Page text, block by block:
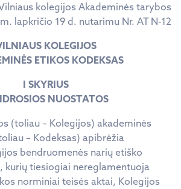
kolegijos Akademinės tarybos
lapkričio 19 d. nutarimu Nr. AT N-12
KOLEGIJOS
ETIKOS KODEKSAS
I SKYRIUS
NUOSTATOS
(toliau – Kolegijos) akademinės
– Kodeksas) apibrėžia
bendruomenės narių etiško
kurių tiesiogiai nereglamentuoja
norminiai teisės aktai, Kolegijos